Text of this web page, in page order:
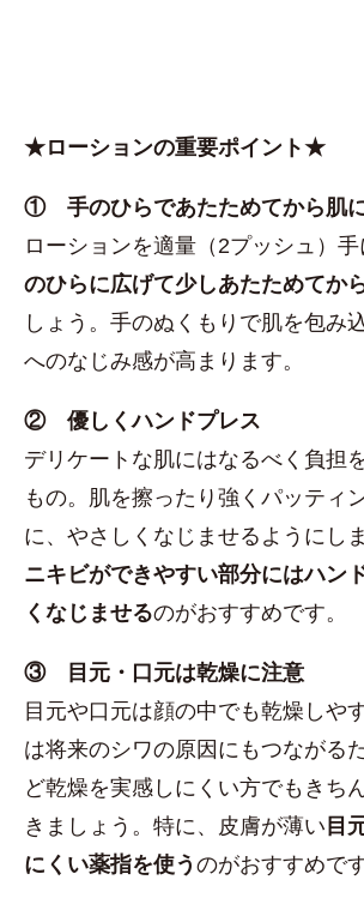
★ローションの重要ポイント★
① 手のひらであたためてから肌
ローションを適量（2プッシュ）手
のひらに広げて少しあたためてか
しょう。手のぬくもりで肌を包み
へのなじみ感が高まります。
② 優しくハンドプレス
デリケートな肌にはなるべく負担
もの。肌を擦ったり強くパッティ
に、やさしくなじませるようにし
ニキビができやすい部分にはハン
くなじませるのがおすすめです。
③ 目元・口元は乾燥に注意
目元や口元は顔の中でも乾燥しや
は将来のシワの原因にもつながる
ど乾燥を実感しにくい方でもきち
きましょう。特に、皮膚が薄い 目
にくい薬指を使う のがおすすめです